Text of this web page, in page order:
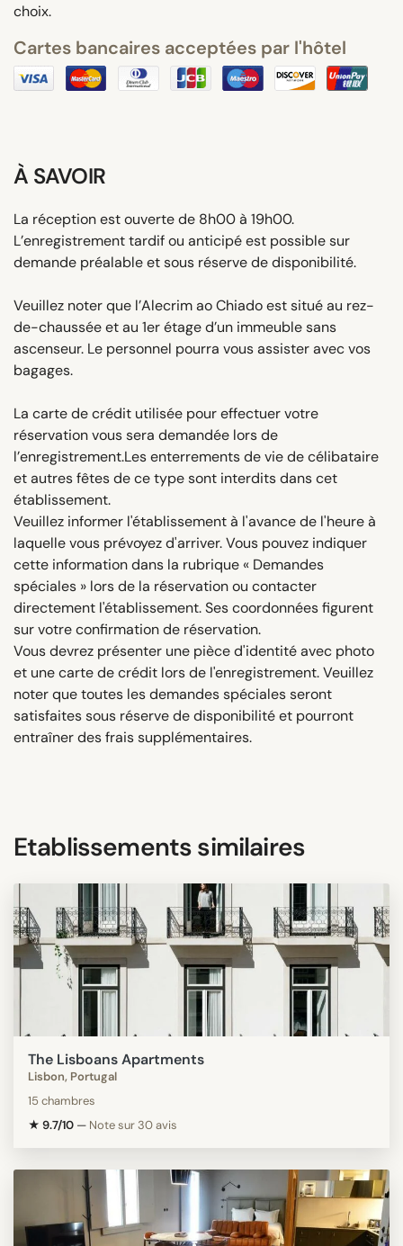
choix.
Cartes bancaires acceptées par l'hôtel
À SAVOIR
La réception est ouverte de 8h00 à 19h00.
L’enregistrement tardif ou anticipé est possible sur
demande préalable et sous réserve de disponibilité.
Veuillez noter que l’Alecrim ao Chiado est situé au rez-
de-chaussée et au 1er étage d’un immeuble sans
ascenseur. Le personnel pourra vous assister avec vos
bagages.
La carte de crédit utilisée pour effectuer votre
réservation vous sera demandée lors de
l’enregistrement.Les enterrements de vie de célibataire
et autres fêtes de ce type sont interdits dans cet
établissement.
Veuillez informer l'établissement à l'avance de l'heure à
laquelle vous prévoyez d'arriver. Vous pouvez indiquer
cette information dans la rubrique « Demandes
spéciales » lors de la réservation ou contacter
directement l'établissement. Ses coordonnées figurent
sur votre confirmation de réservation.
Vous devrez présenter une pièce d'identité avec photo
et une carte de crédit lors de l'enregistrement. Veuillez
noter que toutes les demandes spéciales seront
satisfaites sous réserve de disponibilité et pourront
entraîner des frais supplémentaires.
Etablissements similaires
The Lisboans Apartments
Lisbon, Portugal
15 chambres
★ 9.7/10 — Note sur 30 avis